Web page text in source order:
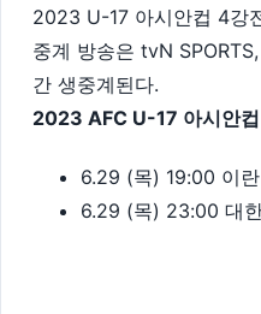
2023 U-17 아시안컵 4강
중계 방송은 tvN
간 생중계된다.
2023 AFC U-17 아시안
6.29 (목) 19:00 이
6.29 (목) 23:00 대